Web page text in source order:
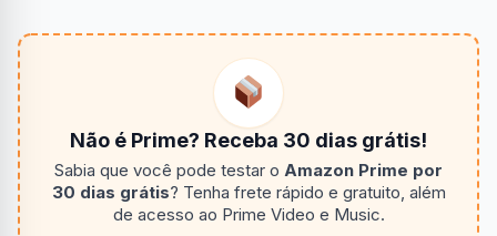
Não é Prime? Receba 30 dias grátis!
Sabia que você pode testar o Amazon Prime por
30 dias grátis? Tenha frete rápido e gratuito, além
de acesso ao Prime Video e Music.